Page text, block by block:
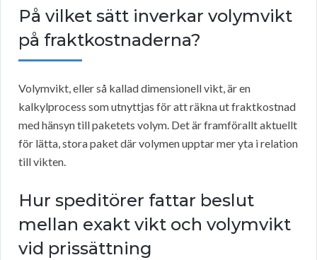
På vilket sätt inverkar volymvikt
på fraktkostnaderna?
Volymvikt, eller så kallad dimensionell vikt, är en
kalkylprocess som utnyttjas för att räkna ut fraktkostnad
med hänsyn till paketets volym. Det är framförallt aktuellt
för lätta, stora paket där volymen upptar mer yta i relation
till vikten.
Hur speditörer fattar beslut
mellan exakt vikt och volymvikt
vid prissättning